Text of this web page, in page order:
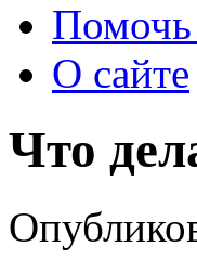
Помочь
О сайте
Что